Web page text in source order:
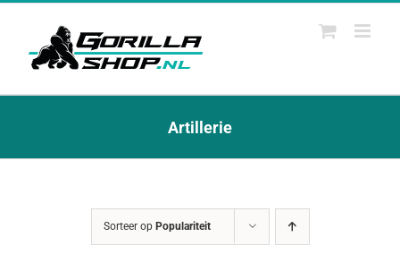
Ga
Artillerie
Sorteer op Populariteit